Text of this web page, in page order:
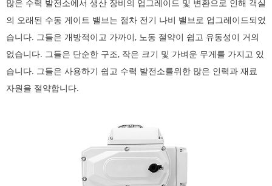
많은 수력 발전소에서 생산 장비의 업그레이드 및 변환으로 인해 객실
의 오래된 수동 게이트 밸브는 점차 전기 나비 밸브로 업그레이드되었
습니다. 그들은 개방적이고 가까이, 노동 절약이 쉽고 유동성이 거의
없습니다. 그들은 단순한 구조, 작은 크기 및 가벼운 무게를 가지고 있
습니다. 그들은 사용하기 쉽고 수력 발전소를위한 많은 인력과 재료
자원을 절약합니다.